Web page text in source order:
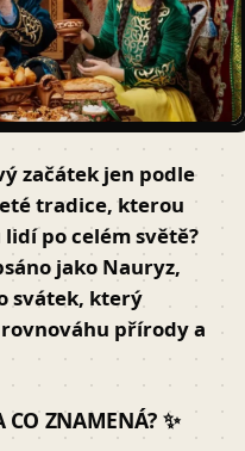
začátek jen podle
tradice, kterou
po celém světě?
jako Nauryz,
svátek, který
přírody a
CO ZNAMENÁ? ✨